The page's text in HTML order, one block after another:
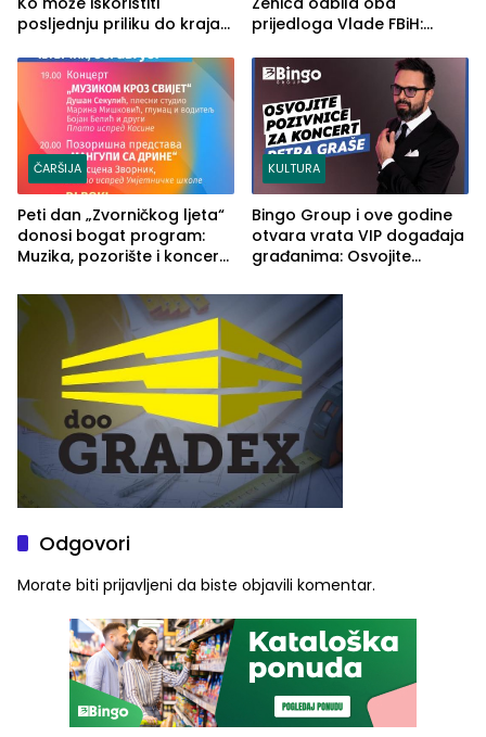
posljednju priliku do kraja
prijedloga Vlade FBiH:
rješenje
ČARŠIJA
Peti dan „Zvorničkog ljeta“
donosi bogat program:
Muzika, pozorište i koncert
KULTURA
Bingo Group i ove godine
otvara vrata VIP događaja
građanima: Osvojite
Graše
Odgovori
Morate biti prijavljeni da biste objavili komentar.